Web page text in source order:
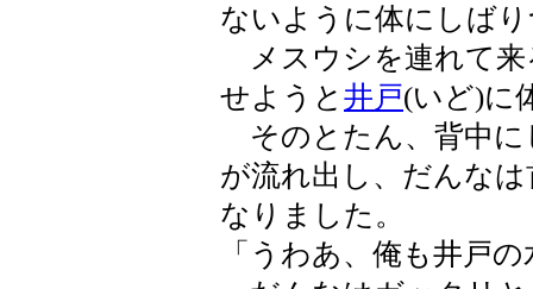
ないように体にしば
メスウシを連れて来
せようと 井戸(いど)に
そのとたん、背中に
が流れ出し、だんな
なりました。
「うわあ、俺も井戸